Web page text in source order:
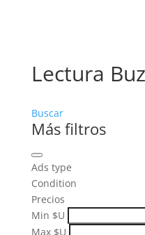
Lectura
Buscar
Más filtros
Ads type
Condition
Precios
Min $U
Max $U